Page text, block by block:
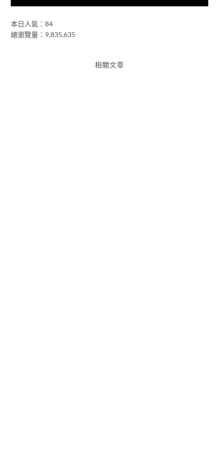
本日人氣：84
總瀏覽量：9,835,635
相關文章